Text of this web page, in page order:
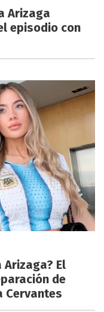
Arizaga
episodio con
Arizaga? El
de
Cervantes